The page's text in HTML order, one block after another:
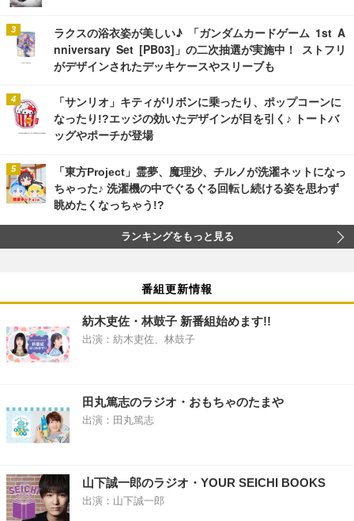
ラクスの浴衣姿が美しい♪ 「ガンダムカードゲーム 1st A
nniversary Set [PB03]」の二次抽選が実施中！ ストフリ
がデザインされたデッキケースやスリーブも
「サンリオ」キティがリボンに乗ったり、ポップコーンに
なったり!?エッジの効いたデザインが目を引く♪ トートバ
ッグやポーチが登場
「東方Project」霊夢、魔理沙、チルノが洗濯ネットになっ
ちゃった♪ 洗濯機の中でぐるぐる回転し続ける姿を思わず
眺めたくなっちゃう!?
ランキングをもっと見る
番組更新情報
紡木吏佐・林鼓子 新番組始めます!!
出演：紡木吏佐、林鼓子
田丸篤志のラジオ・おもちゃのたまや
出演：田丸篤志
山下誠一郎のラジオ・YOUR SEICHI BOOKS
出演：山下誠一郎